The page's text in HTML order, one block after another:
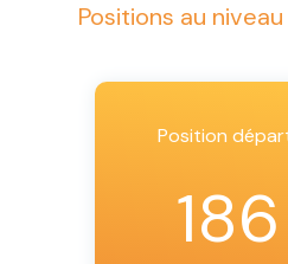
Positions au
Position
186